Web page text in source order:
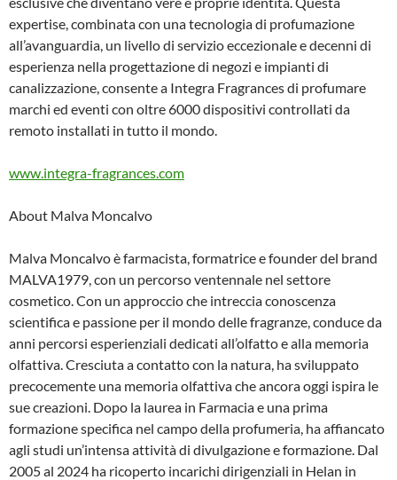
expertise, combinata con una tecnologia di profumazione
all’avanguardia, un livello di servizio eccezionale e decenni di
esperienza nella progettazione di negozi e impianti di
canalizzazione, consente a Integra Fragrances di profumare
marchi ed eventi con oltre 6000 dispositivi controllati da
remoto installati in tutto il mondo.
www.integra-fragrances.com
About Malva Moncalvo
Malva Moncalvo è farmacista, formatrice e founder del brand
MALVA1979, con un percorso ventennale nel settore
cosmetico. Con un approccio che intreccia conoscenza
scientifica e passione per il mondo delle fragranze, conduce da
anni percorsi esperienziali dedicati all’olfatto e alla memoria
olfattiva. Cresciuta a contatto con la natura, ha sviluppato
precocemente una memoria olfattiva che ancora oggi ispira le
sue creazioni. Dopo la laurea in Farmacia e una prima
formazione specifica nel campo della profumeria, ha affiancato
agli studi un’intensa attività di divulgazione e formazione. Dal
2005 al 2024 ha ricoperto incarichi dirigenziali in Helan in